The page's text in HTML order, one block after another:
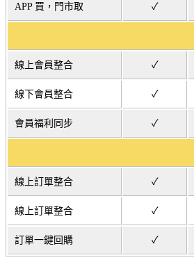
APP 買，門市取 ✓
線上會員整合 ✓
線下會員整合 ✓
會員福利同步 ✓
線上訂單整合 ✓
線上訂單整合 ✓
訂單一鍵回購 ✓